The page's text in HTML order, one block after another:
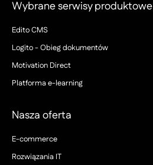
Wybrane serwisy produktowe
Edito CMS
Logito - Obieg dokumentów
Motivation Direct
Platforma e-learning
Nasza oferta
E-commerce
Rozwiązania IT